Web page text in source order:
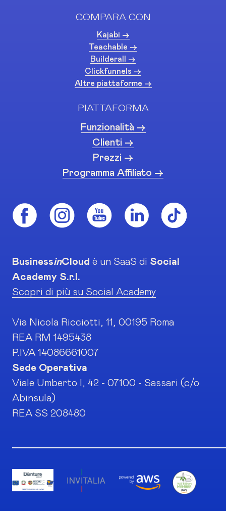
COMPARA CON
Kajabi ->
Teachable ->
Builderall ->
Clickfunnels ->
Altre piattaforme ->
PIATTAFORMA
Funzionalità ->
Clienti ->
Prezzi ->
Programma Affiliato ->
BusinessinCloud è un SaaS di Social
Academy S.r.l.
Scopri di più su Social Academy
Via Nicola Ricciotti, 11, 00195 Roma
REA RM 1495438
P.IVA 14086661007
Sede Operativa
Viale Umberto I, 42 - 07100 - Sassari (c/o
Abinsula)
REA SS 208480